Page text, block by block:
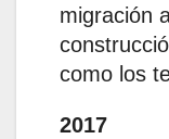
migración
como los
2017